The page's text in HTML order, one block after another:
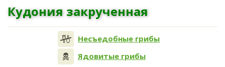
Кудония закрученная
Несъедобные грибы
Ядовитые грибы